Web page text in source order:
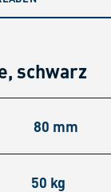
schwarz
80 mm
50 kg